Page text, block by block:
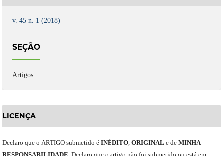
v. 45 n. 1 (2018)
SEÇÃO
Artigos
LICENÇA
Declaro que o ARTIGO submetido é INÉDITO, ORIGINAL ede MINHA
RESPONSABILIDADE Declaro que o artigo não foi submetido ou está em